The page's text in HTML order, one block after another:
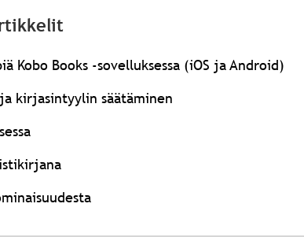
Kobo Books -sovelluksessa (iOS ja Android)
kirjasintyylin säätäminen